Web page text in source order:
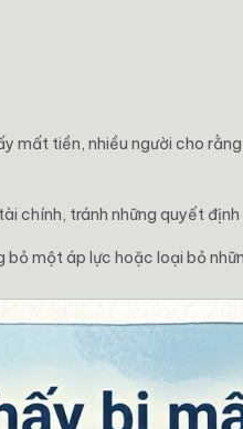
mất tiền, nhiều người cho
chính, tránh những quyết
một áp lực hoặc loại bỏ